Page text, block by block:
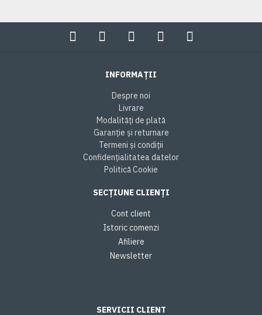
INFORMAȚII
Despre noi
Livrare
Modalități de plată
Garanție și returnare
Termeni și condiții
Confidențialitatea datelor
Politică Cookie
SECȚIUNE CLIENȚI
Cont client
Istoric comenzi
Afiliere
Newsletter
SERVICII CLIENT